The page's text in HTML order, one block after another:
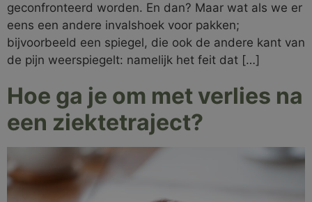
geconfronteerd worden. En dan? Maar wat als we er
eens een andere invalshoek voor pakken;
bijvoorbeeld een spiegel, die ook de andere kant van
de pijn weerspiegelt: namelijk het feit dat […]
Hoe ga je om met verlies na
een ziektetraject?